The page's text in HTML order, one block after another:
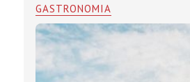
GASTRONOMIA